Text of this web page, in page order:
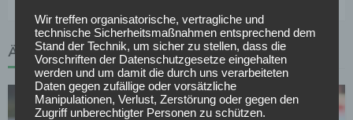
ÄHNLICHE ARTIKEL
Wir treffen organisatorische, vertragliche und
technische Sicherheitsmaßnahmen entsprechend dem
Stand der Technik, um sicher zu stellen, dass die
Vorschriften der Datenschutzgesetze eingehalten
werden und um damit die durch uns verarbeiteten
Daten gegen zufällige oder vorsätzliche
Manipulationen, Verlust, Zerstörung oder gegen den
Zugriff unberechtigter Personen zu schützen.